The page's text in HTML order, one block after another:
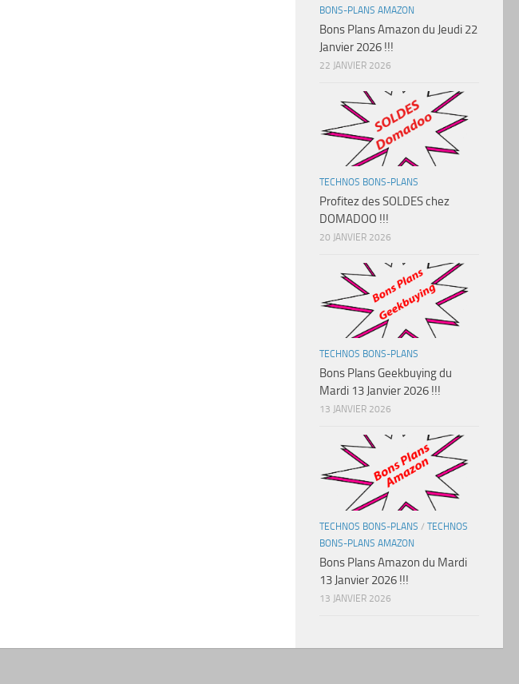
BONS-PLANS AMAZON
Bons Plans Amazon du Jeudi 22
Janvier 2026 !!!
22 JANVIER 2026
TECHNOS BONS-PLANS
Profitez des SOLDES chez
DOMADOO !!!
20 JANVIER 2026
TECHNOS BONS-PLANS
Bons Plans Geekbuying du
Mardi 13 Janvier 2026 !!!
13 JANVIER 2026
TECHNOS BONS-PLANS / TECHNOS
BONS-PLANS AMAZON
Bons Plans Amazon du Mardi
13 Janvier 2026 !!!
13 JANVIER 2026